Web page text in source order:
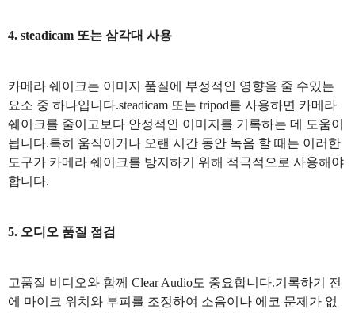
4. steadicam 또는 삼각대 사용
카메라 쉐이크는 이미지 품질에 부정적인 영향을 줄 수있는
요소 중 하나입니다.steadicam 또는 tripod를 사용하면 카메라
쉐이크를 줄이고보다 안정적인 이미지를 기록하는 데 도움이
됩니다.특히 움직이거나 오랜 시간 동안 녹음 할 때는 이러한
도구가 카메라 쉐이크를 방지하기 위해 적극적으로 사용해야
합니다.
5. 오디오 품질 점검
고품질 비디오와 함께 Clear Audio도 중요합니다.기록하기 전
에 마이크 위치와 부피를 조정하여 소음이나 에코 문제가 없